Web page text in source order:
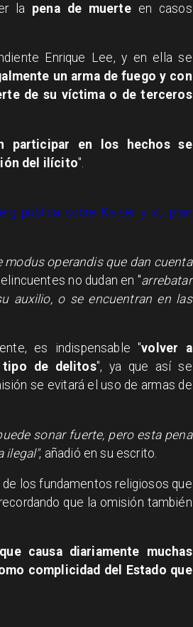
la pena de muerteen casos
Enrique Lee, y en ella se
un arma de fuego y con
de su víctima o de terceros
participar en los hechos se
del ilícito".
publica sobre Kaiser y su plan
modus operandis que dan cuenta
no dudan en "arrebatar
auxilio, o se encuentran en las
es indispensable "volver a
tipo de delitos", ya que así se
se evitará el uso de armas de
sonar fuerte, pero esta pena
ilegal", añadió en su escrito.
de los fundamentos religiosos que
que la omisión también
causa diariamente muchas
complicidad del Estado que